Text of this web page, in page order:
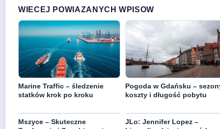
WIECEJ POWIAZANYCH WPISOW
Marine Traffic – śledzenie
statków krok po kroku
Pogoda w Gdańsku –
koszty i długość pobytu
Mszyce – Skuteczne
JLo: Jennifer Lopez –